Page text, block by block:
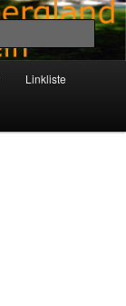
Linkliste